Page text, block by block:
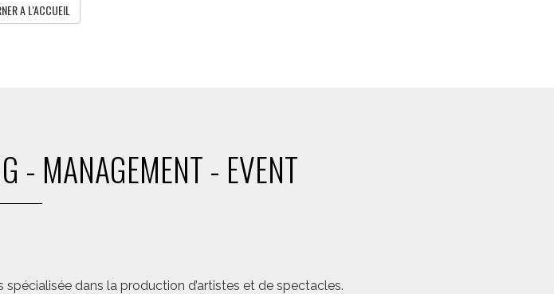
A L'ACCUEIL
- MANAGEMENT - EVENT
dans la production d’artistes et de spectacles.